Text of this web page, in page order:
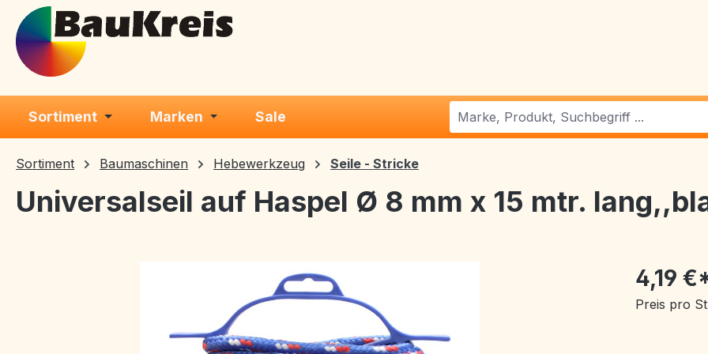
Hauptinhalt springen
Zur Suche springen
Zur Hauptnavigation springen
Sortiment Marken Sale
Sortiment Baumaschinen Hebewerkzeug Seile - Stricke
Universalseil auf Haspel Ø 8 mm x 15 mtr.
4,19
Preis pro